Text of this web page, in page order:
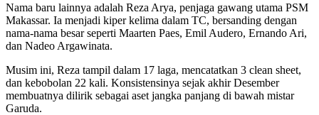
Nama baru lainnya adalah Reza Arya, penjaga gawang utama PSM
Makassar. Ia menjadi kiper kelima dalam TC, bersanding dengan
nama-nama besar seperti Maarten Paes, Emil Audero, Ernando Ari,
dan Nadeo Argawinata.
Musim ini, Reza tampil dalam 17 laga, mencatatkan 3 clean sheet,
dan kebobolan 22 kali. Konsistensinya sejak akhir Desember
membuatnya dilirik sebagai aset jangka panjang di bawah mistar
Garuda.